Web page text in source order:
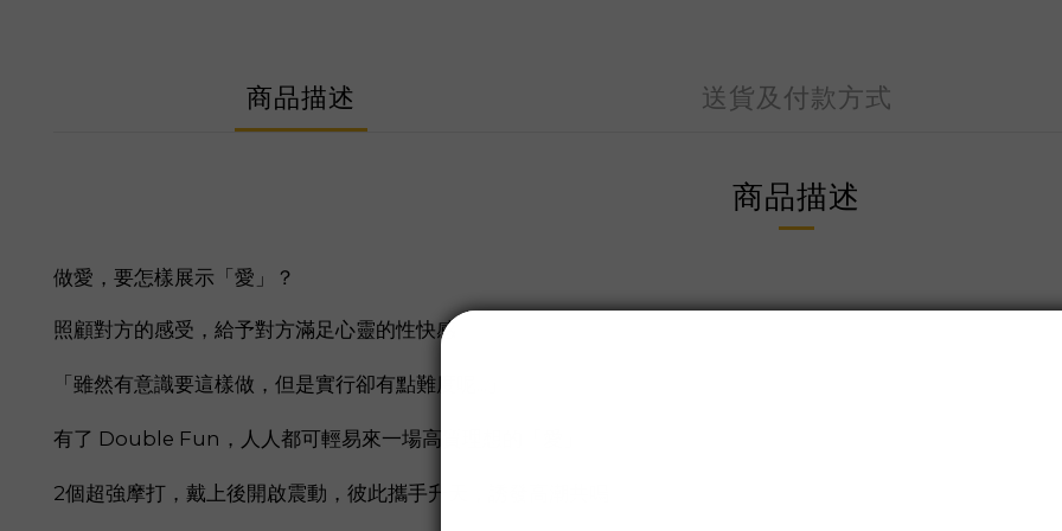
商品描述 送貨及付款方式
商品描述
做愛，要怎樣展示「愛」？
照顧對方的感受，給予對方滿足心靈的性快感
「雖然有意識要這樣做，但是實行卻有點難度呢...」
有了 Double Fun，人人都可輕易來一場高質理想的「愛」
2個超強摩打，戴上後開啟震動，彼此攜手升天，誘發高潮共鳴